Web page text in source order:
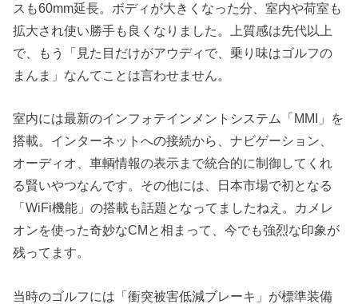
スも60mm延長。ボディが大きくなった分、室内や荷室も
拡大され使い勝手も良くなりました。上質感は先代以上
で、もう「見た目だけがアウディで、乗り味はゴルフの
まんま」なんてことは言わせません。
室内には最新のインフォテインメントシステム「MMI」を
搭載。インターネットへの接続から、ナビゲーション、
オーディオ、車輌情報の表示まで統合的に制御してくれ
る賢いやつなんです。その他には、日本市場で初となる
「WiFi機能」の搭載も話題となってましたねえ。カメレ
オンを使った奇妙なCMと相まって、今でも強烈な印象が
残ってます。
当時のゴルフには「衝突被害低減ブレーキ」が標準装備